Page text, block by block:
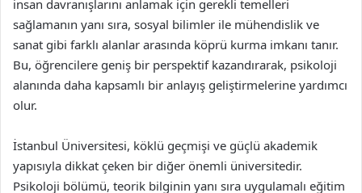
insan davranışlarını anlamak için gerekli temelleri
sağlamanın yanı sıra, sosyal bilimler ile mühendislik ve
sanat gibi farklı alanlar arasında köprü kurma imkanı tanır.
Bu, öğrencilere geniş bir perspektif kazandırarak, psikoloji
alanında daha kapsamlı bir anlayış geliştirmelerine yardımcı
olur.
İstanbul Üniversitesi, köklü geçmişi ve güçlü akademik
yapısıyla dikkat çeken bir diğer önemli üniversitedir.
Psikoloji bölümü, teorik bilginin yanı sıra uygulamalı eğitim